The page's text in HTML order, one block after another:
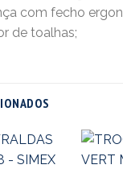
com fecho
de toalhas;